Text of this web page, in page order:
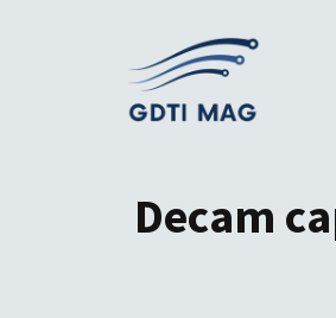
Decam